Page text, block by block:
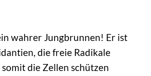
wahrer Jungbrunnen! Er ist
die freie Radikale
die Zellen schützen